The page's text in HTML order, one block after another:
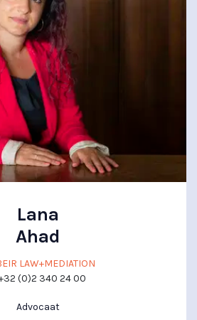
Lana
Ahad
LAW+MEDIATION
(0)2 340 24 00
Advocaat